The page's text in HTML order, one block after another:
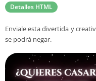
Detalles HTML
Enviale esta divertida y
se podrá negar.